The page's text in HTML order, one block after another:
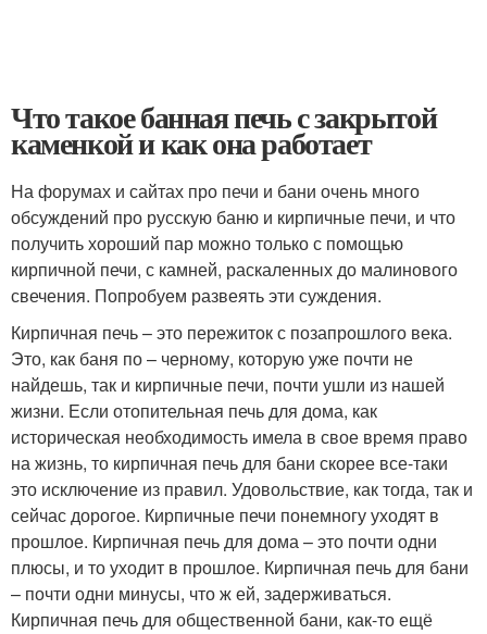
Что такое банная печь с закрытой
каменкой и как она работает
На форумах и сайтах про печи и бани очень много
обсуждений про русскую баню и кирпичные печи, и что
получить хороший пар можно только с помощью
кирпичной печи, с камней, раскаленных до малинового
свечения. Попробуем развеять эти суждения.
Кирпичная печь – это пережиток с позапрошлого века.
Это, как баня по – черному, которую уже почти не
найдешь, так и кирпичные печи, почти ушли из нашей
жизни. Если отопительная печь для дома, как
историческая необходимость имела в свое время право
на жизнь, то кирпичная печь для бани скорее все-таки
это исключение из правил. Удовольствие, как тогда, так и
сейчас дорогое. Кирпичные печи понемногу уходят в
прошлое. Кирпичная печь для дома – это почти одни
плюсы, и то уходит в прошлое. Кирпичная печь для бани
– почти одни минусы, что ж ей, задерживаться.
Кирпичная печь для общественной бани, как-то ещё